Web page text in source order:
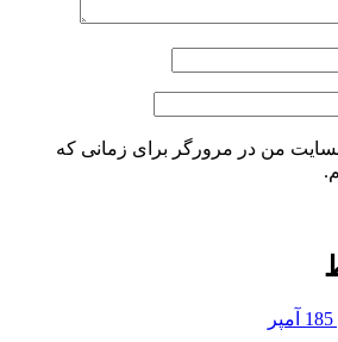
من در مرورگر برای زمانی که